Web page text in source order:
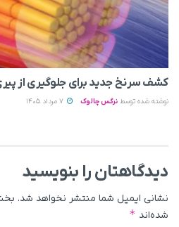
کشف سرنخ جدید برای جلوگیری از
نوشته شده توسط نرگس چالوک
دیدگاهتان را بنویسید
نشانی ایمیل شما منتشر نخواهد شد.
شده‌اند *